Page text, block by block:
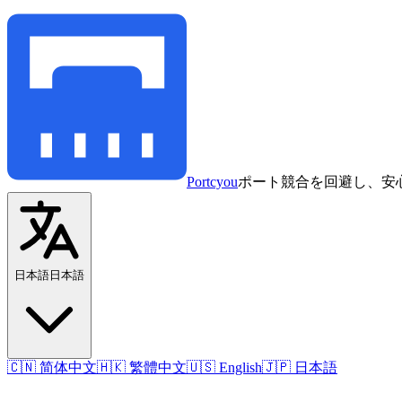
Portcyouポート競合を回避し、安
日本語 日本語
🇨🇳 简体中文🇭🇰 繁體中文🇺🇸 English🇯🇵 日本語